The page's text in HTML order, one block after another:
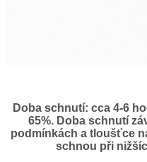
Doba schnutí: cca 4-6
65%. Doba schnutí
podmínkách a tloušťce
schnou při